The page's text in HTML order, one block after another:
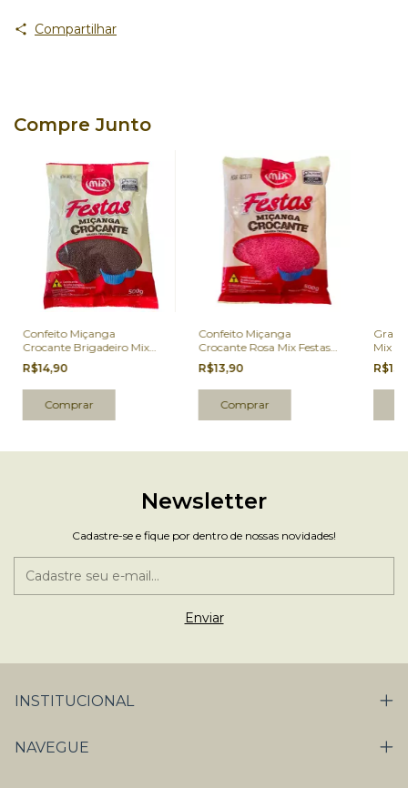
Compartilhar
Compre Junto
Confeito Miçanga
Crocante Brigadeiro Mix
Festas 500g
R$14,90
Confeito Miçanga
Crocante Rosa Mix Festas
500g
R$13,90
Mix
Newsletter
Cadastre-se e fique por dentro de nossas novidades!
INSTITUCIONAL
NAVEGUE